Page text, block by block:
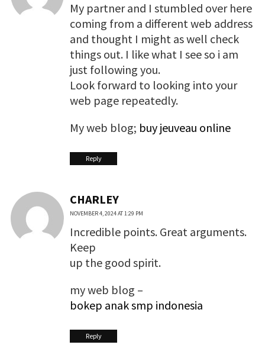
My partner and I stumbled over here
coming from a different web address
and thought I might as well check
things out. I like what I see so i am
just following you.
Look forward to looking into your
web page repeatedly.
My web blog; buy jeuveau online
Reply
CHARLEY
NOVEMBER 4, 2024 AT 1:29 PM
Incredible points. Great arguments.
Keep
up the good spirit.
my web blog –
bokep anak smp indonesia
Reply